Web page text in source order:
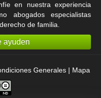
en nuestra experiencia
abogados especialistas
de familia.
ayuden
Generales| Mapa